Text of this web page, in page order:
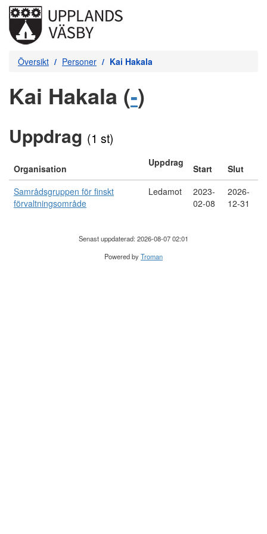
Översikt Personer Kai Hakala
Kai Hakala (-)
Uppdrag (1 st)
Organisation
Uppdrag
Start
Slut
Samrådsgruppen för finskt
förvaltningsområde
Ledamot
2023-
02-08
2026-
12-31
Senast uppdaterad: 2026-08-07 02:01
Powered byTroman